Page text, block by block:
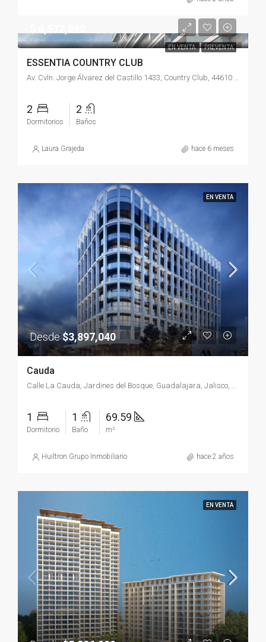
EN VENTA PREVENTA
ESSENTIA COUNTRY CLUB
Av. Cvln. Jorge Álvarez del Castillo 1433, Country Club, 44610 Guadalajara, Jal., México
2
Dormitorios
2
Baños
Laura Grajeda hace 6 meses
EN VENTA
Desde$3,897,040
Cauda
Calle La Cauda, Jardines del Bosque, Guadalajara, Jalisco, 44520, México
1
Dormitorio
1
Baño
69.59
m²
Huiltron Grupo Inmobiliario hace 2 años
EN VENTA